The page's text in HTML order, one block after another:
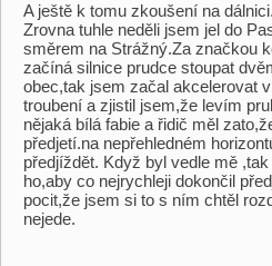
A ještě k tomu zkoušení na
Zrovna tuhle neděli jsem jel do
směrem na Strážný.Za značkou
začíná silnice prudce stoupat
obec,tak jsem začal akcelerovat
troubení a zjistil jsem,že levím
nějaká bílá fabie a řidič měl
předjetí.na nepřehledném
předjíždět. Když byl vedle mě
ho,aby co nejrychleji dokončil
pocit,že jsem si to s ním chtěl
nejede.